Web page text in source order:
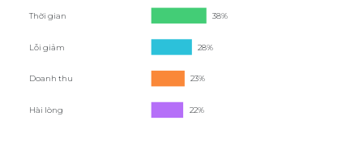
Thời gian 38%
Lỗi giảm 28%
Doanh thu 23%
Hài lòng 22%